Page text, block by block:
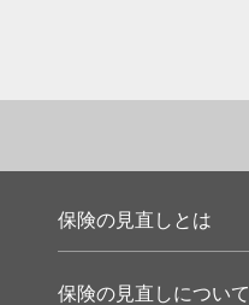
保険の見直しとは
保険の見直しについて